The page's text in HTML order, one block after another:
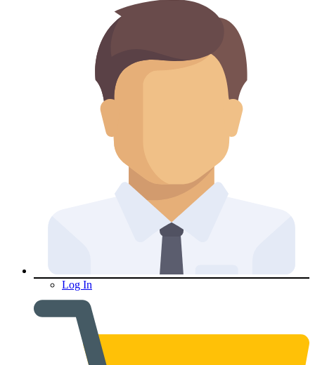
Log In